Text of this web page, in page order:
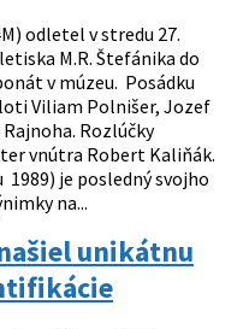
odletel v stredu 27.
M.R. Štefánika do
v múzeu. Posádku
Viliam Polnišer, Jozef
Rozlúčky
vnútra Robert Kaliňák.
1989) je posledný svojho
na...
unikátnu